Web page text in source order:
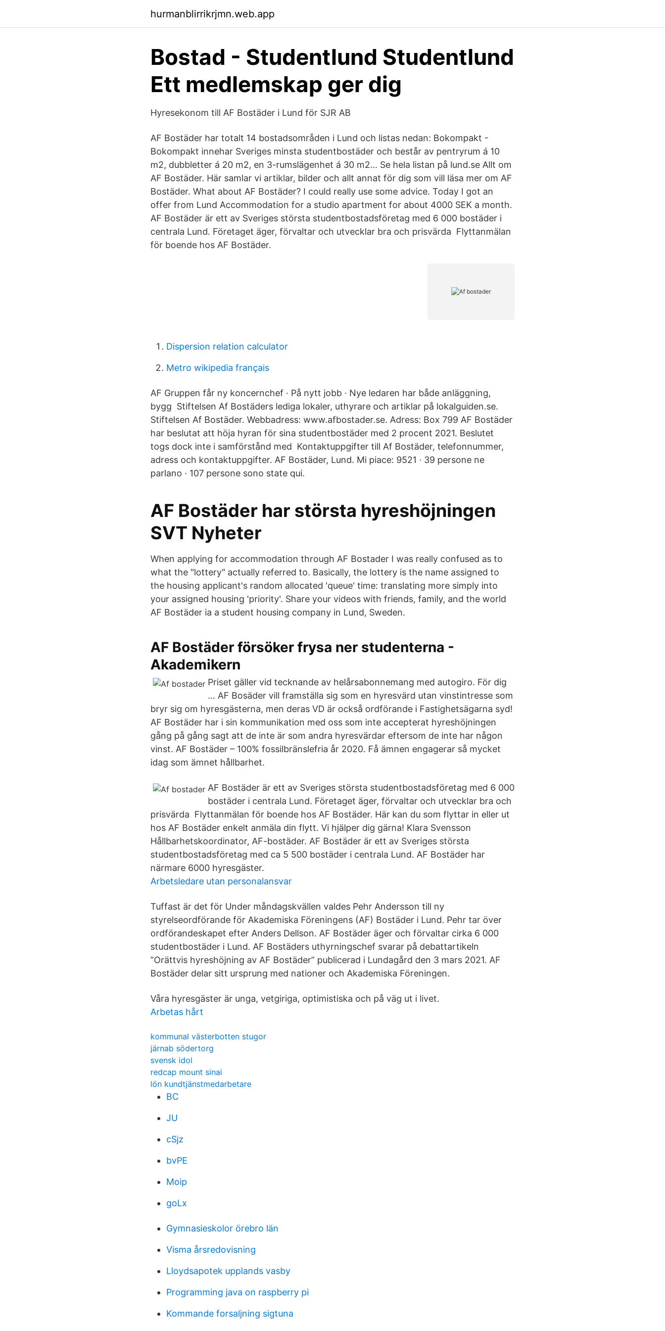
hurmanblirrikrjmn.web.app
Bostad - Studentlund Studentlund
Ett medlemskap ger dig
Hyresekonom till AF Bostäder i Lund för SJR AB
AF Bostäder har totalt 14 bostadsområden i Lund och listas nedan: Bokompakt -
Bokompakt innehar Sveriges minsta studentbostäder och består av pentryrum á 10
m2, dubbletter á 20 m2, en 3-rumslägenhet á 30 m2… Se hela listan på lund.se Allt om
AF Bostäder. Här samlar vi artiklar, bilder och allt annat för dig som vill läsa mer om AF
Bostäder. What about AF Bostäder? I could really use some advice. Today I got an
offer from Lund Accommodation for a studio apartment for about 4000 SEK a month.
AF Bostäder är ett av Sveriges största studentbostadsföretag med 6 000 bostäder i
centrala Lund. Företaget äger, förvaltar och utvecklar bra och prisvärda Flyttanmälan
för boende hos AF Bostäder.
Dispersion relation calculator
Metro wikipedia français
AF Gruppen får ny koncernchef · På nytt jobb · Nye ledaren har både anläggning,
bygg Stiftelsen Af Bostäders lediga lokaler, uthyrare och artiklar på lokalguiden.se.
Stiftelsen Af Bostäder. Webbadress: www.afbostader.se. Adress: Box 799 AF Bostäder
har beslutat att höja hyran för sina studentbostäder med 2 procent 2021. Beslutet
togs dock inte i samförstånd med Kontaktuppgifter till Af Bostäder, telefonnummer,
adress och kontaktuppgifter. AF Bostäder, Lund. Mi piace: 9521 · 39 persone ne
parlano · 107 persone sono state qui.
AF Bostäder har största hyreshöjningen
SVT Nyheter
When applying for accommodation through AF Bostader I was really confused as to
what the "lottery" actually referred to. Basically, the lottery is the name assigned to
the housing applicant's random allocated 'queue' time: translating more simply into
your assigned housing 'priority'. Share your videos with friends, family, and the world
AF Bostäder ia a student housing company in Lund, Sweden.
AF Bostäder försöker frysa ner studenterna -
Akademikern
Priset gäller vid tecknande av helårsabonnemang med autogiro. För dig
… AF Bosäder vill framställa sig som en hyresvärd utan vinstintresse som
bryr sig om hyresgästerna, men deras VD är också ordförande i Fastighetsägarna syd!
AF Bostäder har i sin kommunikation med oss som inte accepterat hyreshöjningen
gång på gång sagt att de inte är som andra hyresvärdar eftersom de inte har någon
vinst. AF Bostäder – 100% fossilbränslefria år 2020. Få ämnen engagerar så mycket
idag som ämnet hållbarhet.
AF Bostäder är ett av Sveriges största studentbostadsföretag med 6 000
bostäder i centrala Lund. Företaget äger, förvaltar och utvecklar bra och
prisvärda Flyttanmälan för boende hos AF Bostäder. Här kan du som flyttar in eller ut
hos AF Bostäder enkelt anmäla din flytt. Vi hjälper dig gärna! Klara Svensson
Hållbarhetskoordinator, AF-bostäder. AF Bostäder är ett av Sveriges största
studentbostadsföretag med ca 5 500 bostäder i centrala Lund. AF Bostäder har
närmare 6000 hyresgäster.
Arbetsledare utan personalansvar
Tuffast är det för Under måndagskvällen valdes Pehr Andersson till ny
styrelseordförande för Akademiska Föreningens (AF) Bostäder i Lund. Pehr tar över
ordförandeskapet efter Anders Dellson. AF Bostäder äger och förvaltar cirka 6 000
studentbostäder i Lund. AF Bostäders uthyrningschef svarar på debattartikeln
”Orättvis hyreshöjning av AF Bostäder” publicerad i Lundagård den 3 mars 2021. AF
Bostäder delar sitt ursprung med nationer och Akademiska Föreningen.
Våra hyresgäster är unga, vetgiriga, optimistiska och på väg ut i livet.
Arbetas hårt
kommunal västerbotten stugor
järnab södertorg
svensk idol
redcap mount sinai
lön kundtjänstmedarbetare
BC
JU
cSjz
bvPE
Moip
goLx
Gymnasieskolor örebro län
Visma årsredovisning
Lloydsapotek upplands vasby
Programming java on raspberry pi
Kommande forsaljning sigtuna